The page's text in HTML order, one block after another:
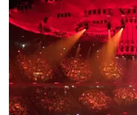
6648+reviews
BEKIJKEN